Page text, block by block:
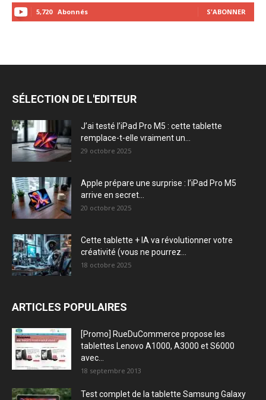
5,720 Abonnés S'ABONNER
SÉLECTION DE L'EDITEUR
J’ai testé l’iPad Pro M5 : cette tablette
remplace-t-elle vraiment un...
29 octobre 2025
Apple prépare une surprise : l’iPad Pro M5
arrive en secret...
20 octobre 2025
Cette tablette + IA va révolutionner votre
créativité (vous ne pourrez...
18 octobre 2025
ARTICLES POPULAIRES
[Promo] RueDuCommerce propose les
tablettes Lenovo A1000, A3000 et S6000
avec...
18 septembre 2013
Test complet de la tablette Samsung Galaxy